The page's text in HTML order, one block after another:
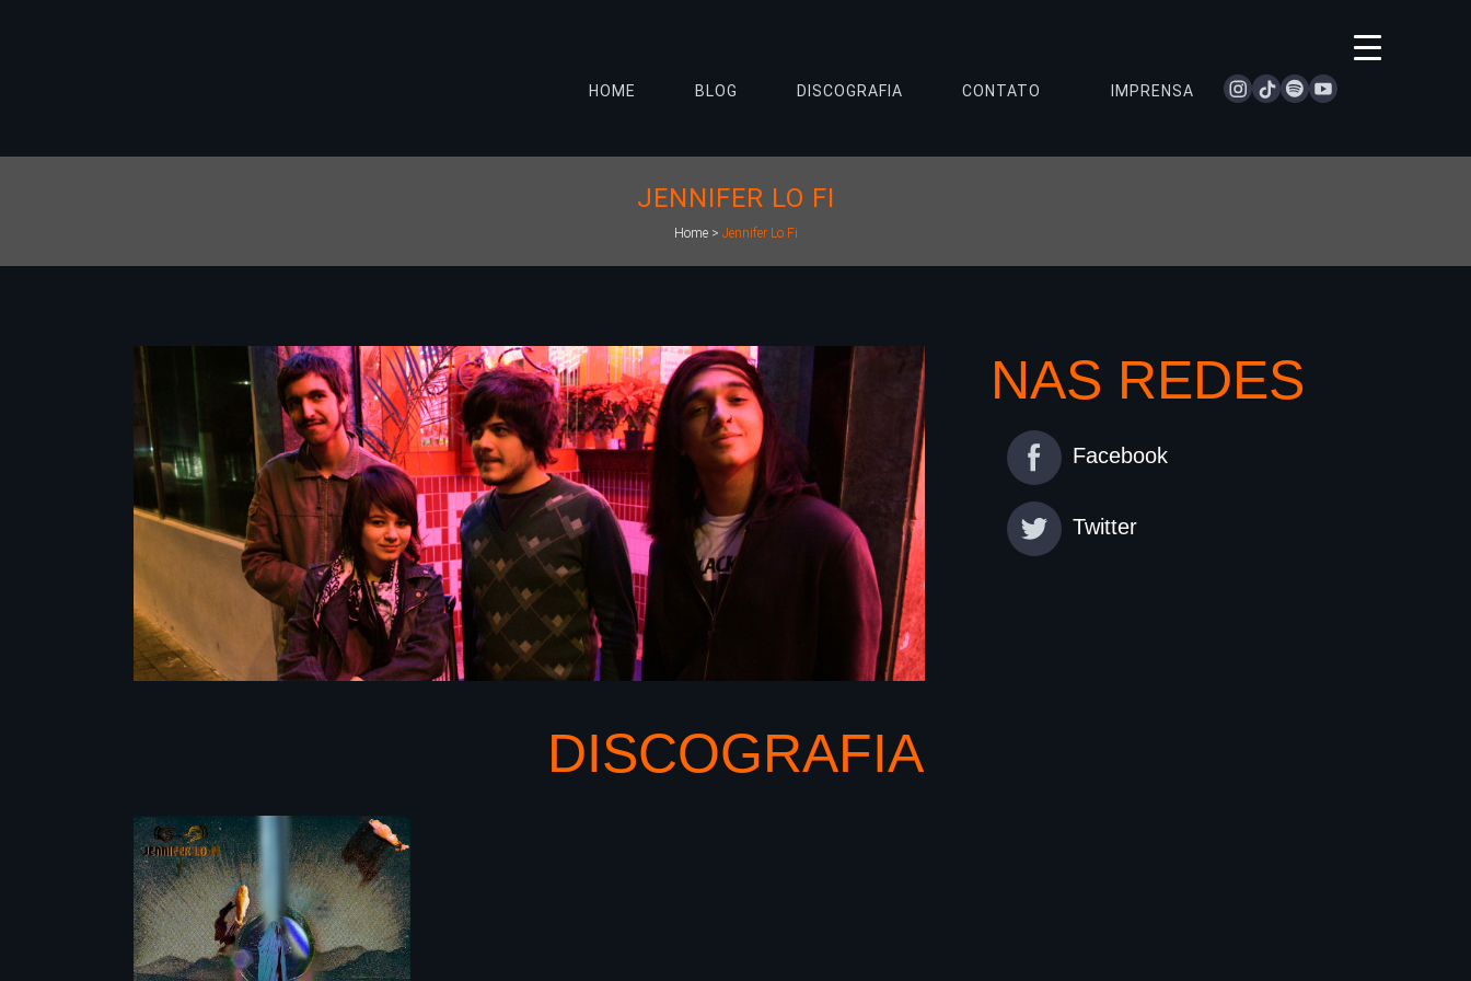
instagram
tiktokspotifyyoutube
HOME BLOG DISCOGRAFIA CONTATO IMPRENSA
JENNIFER LO FI
Home> Jennifer Lo Fi
NAS REDES
Facebook
Twitter
DISCOGRAFIA